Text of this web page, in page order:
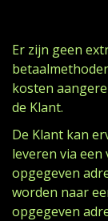
Er zijn geen
kosten
de Klant.
De Klant kan
leveren via
opgegeven
worden naar
opgegeven